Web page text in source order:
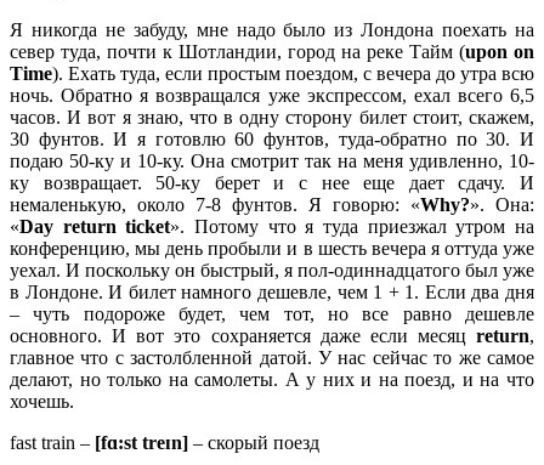
Я никогда не забуду, мне надо было из Лондона поехать на
север туда, почти к Шотландии, город на реке Тайм (upon on
Time). Ехать туда, если простым поездом, с вечера до утра всю
ночь. Обратно я возвращался уже экспрессом, ехал всего 6,5
часов. И вот я знаю, что в одну сторону билет стоит, скажем,
30 фунтов. И я готовлю 60 фунтов, туда-обратно по 30. И
подаю 50-ку и 10-ку. Она смотрит так на меня удивленно, 10-
ку возвращает. 50-ку берет и с нее еще дает сдачу. И
немаленькую, около 7-8 фунтов. Я говорю: «Why?». Она:
«Day returnticket». Потому что я туда приезжал утром на
конференцию, мы день пробыли и в шесть вечера я оттуда уже
уехал. И поскольку он быстрый, я пол-одиннадцатого был уже
в Лондоне. И билет намного дешевле, чем 1 + 1. Если два дня
– чуть подороже будет, чем тот, но все равно дешевле
основного. И вот это сохраняется даже если месяц return,
главное что с застолбленной датой. У нас сейчас то же самое
делают, но только на самолеты. А у них и на поезд, и на что
хочешь.
fast train – [fɑ:st treɪn] – скорый поезд